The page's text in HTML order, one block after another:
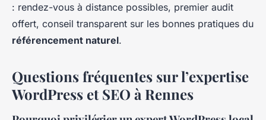
: rendez-vous à distance possibles, premier audit
offert, conseil transparent sur les bonnes pratiques du
référencement naturel.
Questions fréquentes sur l’expertise
WordPress et SEO à Rennes